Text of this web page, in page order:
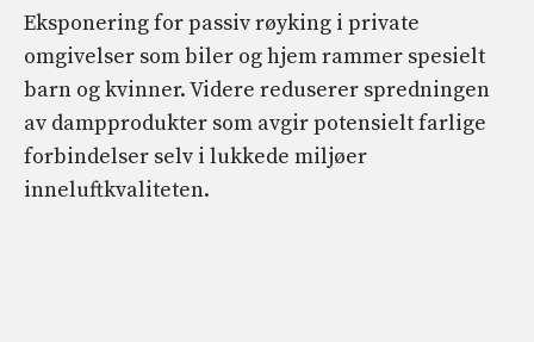
Eksponering for passiv røyking i private
omgivelser som biler og hjem rammer spesielt
barn og kvinner. Videre reduserer spredningen
av dampprodukter som avgir potensielt farlige
forbindelser selv i lukkede miljøer
inneluftkvaliteten.